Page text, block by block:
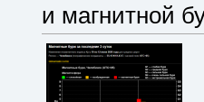
и магнитной